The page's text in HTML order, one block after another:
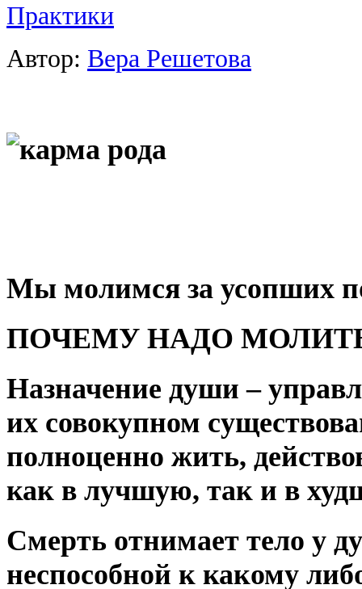
Практики
Автор: Вера Решетова
Мы молимся за усопших
ПОЧЕМУ НАДО
Назначение души –
их совокупном
полноценно жить,
как в лучшую, так и в
Смерть отнимает тело у
неспособной к какому